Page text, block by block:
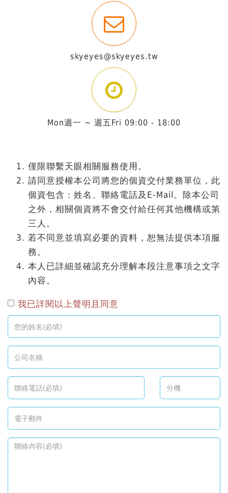
skyeyes@skyeyes.tw
Mon週一 ~ 週五Fri 09:00 - 18:00
僅限聯繫天眼相關服務使用。
請同意授權本公司將您的個資交付業務單位，此
個資包含：姓名、聯絡電話及E-Mail。除本公司
之外，相關個資將不會交付給任何其他機構或第
三人。
若不同意並填寫必要的資料，恕無法提供本項服
務。
本人已詳細並確認充分理解本段注意事項之文字
內容。
我已詳閱以上聲明且同意